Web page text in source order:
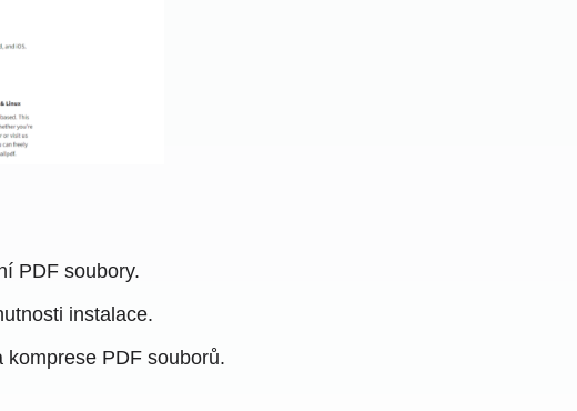
PDF soubory.
instalace.
PDF souborů.